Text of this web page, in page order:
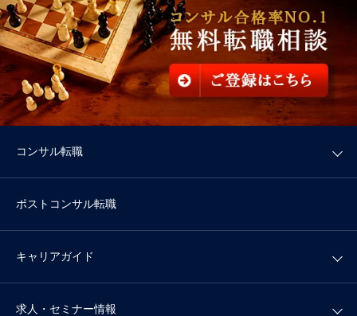
コンサル転職
ポストコンサル転職
キャリアガイド
求人・セミナー情報